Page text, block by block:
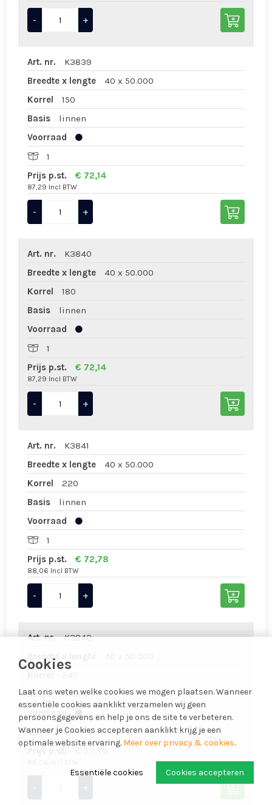
Cookies
Laat ons weten welke cookies we mogen plaatsen. Wanneer
essentiële cookies aanklikt verzamelen wij geen
persoonsgegevens en help je ons de site te verbeteren.
Wanneer je Cookies accepteren aanklikt krijg je een
optimale website ervaring. Meer over privacy & cookies.
Cookies accepteren
Essentiële cookies
- +
Art. nr.
K3839
Breedte x lengte
40 x 50.000
Korrel
150
Basis
linnen
Voorraad
1
Prijs p.st.
€ 72,14
87,29 Incl BTW
- +
Art. nr.
K3840
Breedte x lengte
40 x 50.000
Korrel
180
Basis
linnen
Voorraad
1
Prijs p.st.
€ 72,14
87,29 Incl BTW
- +
Art. nr.
K3841
Breedte x lengte
40 x 50.000
Korrel
220
Basis
linnen
Voorraad
1
Prijs p.st.
€ 72,78
88,06 Incl BTW
- +
Art. nr.
K3842
Breedte x lengte
Basis linnen
Voorraad
1
- +